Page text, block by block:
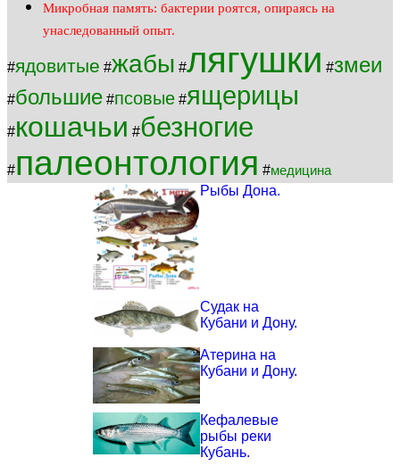
Микробная память: бактерии роятся, опираясь на
унаследованный опыт.
#ядовитые #жабы #лягушки #змеи
#большие #псовые #ящерицы
#кошачьи #безногие
#палеонтология #медицина
Рыбы Дона.
Судак на
Кубани и Дону.
Атерина на
Кубани и Дону.
Кефалевые
рыбы реки
Кубань.